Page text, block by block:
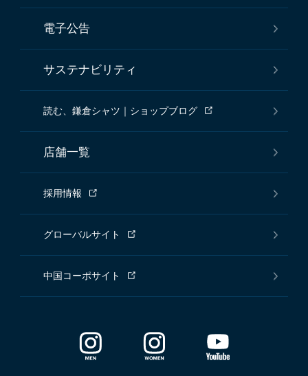
電子公告
サステナビリティ
読む、鎌倉シャツ｜ショップブログ
店舗一覧
採用情報
グローバルサイト
中国コーポサイト